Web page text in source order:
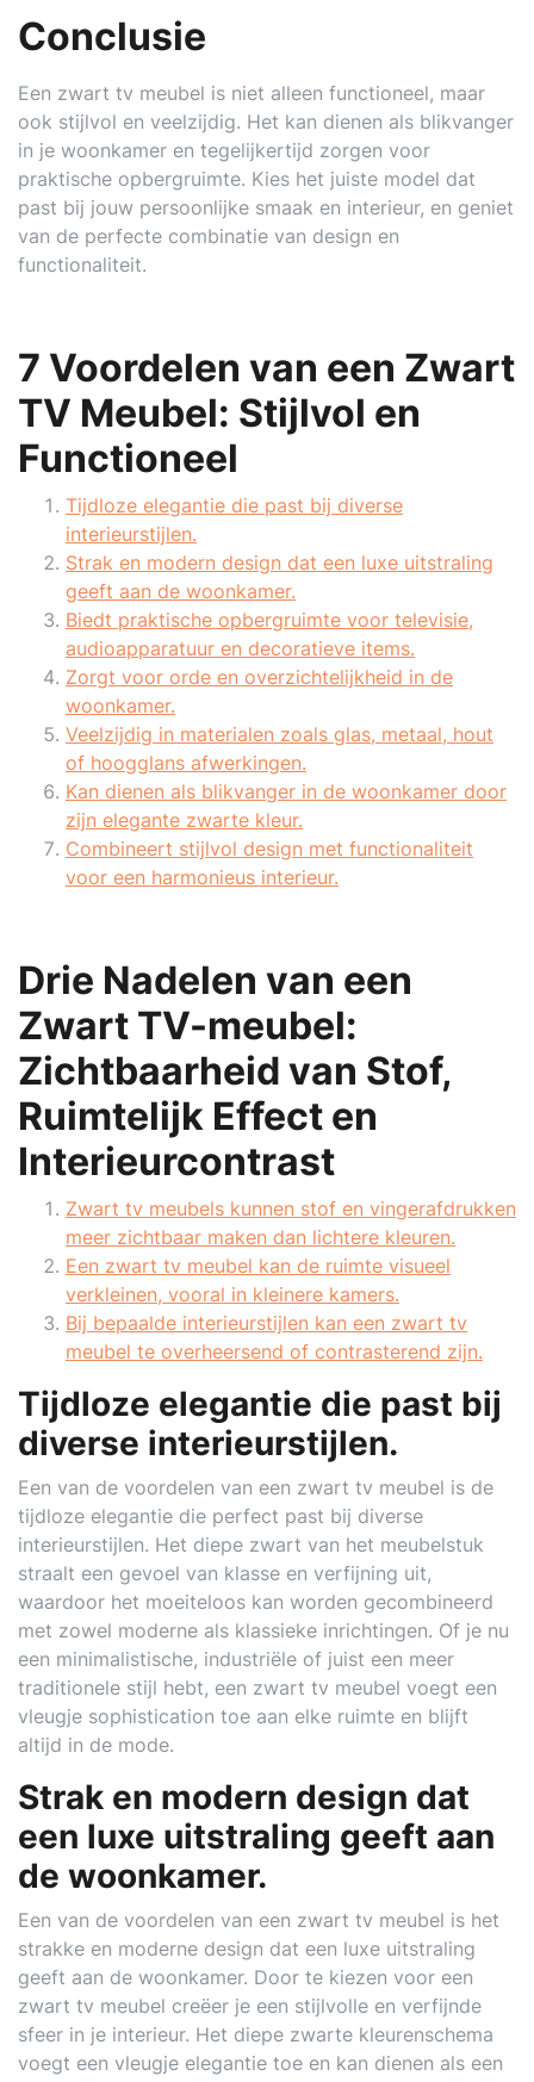
Conclusie
Een zwart tv meubel is niet alleen functioneel, maar
ook stijlvol en veelzijdig. Het kan dienen als blikvanger
in je woonkamer en tegelijkertijd zorgen voor
praktische opbergruimte. Kies het juiste model dat
past bij jouw persoonlijke smaak en interieur, en geniet
van de perfecte combinatie van design en
functionaliteit.
7 Voordelen van een Zwart
TV Meubel: Stijlvol en
Functioneel
Tijdloze elegantie die past bij diverse
interieurstijlen.
Strak en modern design dat een luxe uitstraling
geeft aan de woonkamer.
Biedt praktische opbergruimte voor televisie,
audioapparatuur en decoratieve items.
Zorgt voor orde en overzichtelijkheid in de
woonkamer.
Veelzijdig in materialen zoals glas, metaal, hout
of hoogglans afwerkingen.
Kan dienen als blikvanger in de woonkamer door
zijn elegante zwarte kleur.
Combineert stijlvol design met functionaliteit
voor een harmonieus interieur.
Drie Nadelen van een
Zwart TV-meubel:
Zichtbaarheid van Stof,
Ruimtelijk Effect en
Interieurcontrast
Zwart tv meubels kunnen stof en vingerafdrukken
meer zichtbaar maken dan lichtere kleuren.
Een zwart tv meubel kan de ruimte visueel
verkleinen, vooral in kleinere kamers.
Bij bepaalde interieurstijlen kan een zwart tv
meubel te overheersend of contrasterend zijn.
Tijdloze elegantie die past bij
diverse interieurstijlen.
Een van de voordelen van een zwart tv meubel is de
tijdloze elegantie die perfect past bij diverse
interieurstijlen. Het diepe zwart van het meubelstuk
straalt een gevoel van klasse en verfijning uit,
waardoor het moeiteloos kan worden gecombineerd
met zowel moderne als klassieke inrichtingen. Of je nu
een minimalistische, industriële of juist een meer
traditionele stijl hebt, een zwart tv meubel voegt een
vleugje sophistication toe aan elke ruimte en blijft
altijd in de mode.
Strak en modern design dat
een luxe uitstraling geeft aan
de woonkamer.
Een van de voordelen van een zwart tv meubel is het
strakke en moderne design dat een luxe uitstraling
geeft aan de woonkamer. Door te kiezen voor een
zwart tv meubel creëer je een stijlvolle en verfijnde
sfeer in je interieur. Het diepe zwarte kleurenschema
voegt een vleugje elegantie toe en kan dienen als een